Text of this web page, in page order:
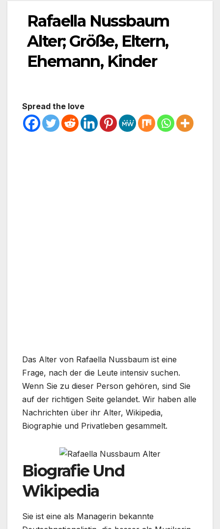
Rafaella Nussbaum
Alter; Größe, Eltern,
Ehemann, Kinder
Spread the love
Das Alter von Rafaella Nussbaum ist eine
Frage, nach der die Leute intensiv suchen.
Wenn Sie zu dieser Person gehören, sind Sie
auf der richtigen Seite gelandet. Wir haben alle
Nachrichten über ihr Alter, Wikipedia,
Biographie und Privatleben gesammelt.
Biografie Und
Wikipedia
Sie ist eine als Managerin bekannte